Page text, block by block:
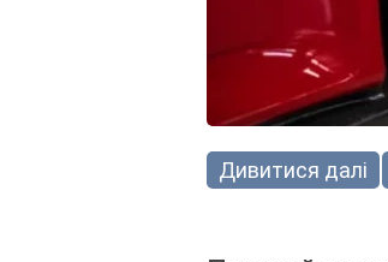
Дивитися далі